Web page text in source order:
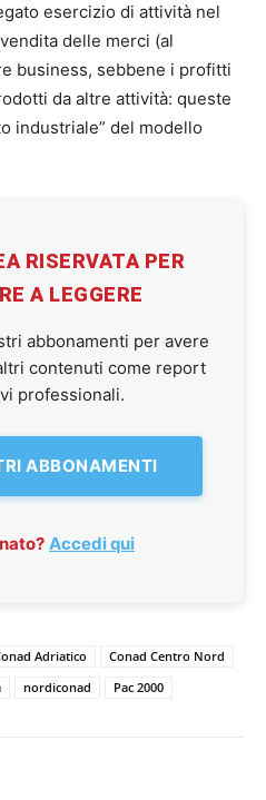
esercizio di attività nel
delle merci (al
business, sebbene i profitti
da altre attività: queste
industriale” del modello
RISERVATA PER
A LEGGERE
abbonamenti per avere
contenuti come report
professionali.
ABBONAMENTI
Accedi qui
Adriatico
Conad Centro Nord
nordiconad Pac 2000